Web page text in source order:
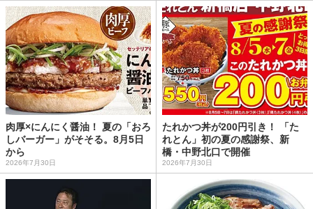
肉厚×にんにく醤油！ 夏の「おろ
しバーガー」がそそる。8月5日
から
2026年7月30日
たれかつ丼が200円引き！ 「た
れとん」初の夏の感謝祭、新
橋・中野北口で開催
2026年7月30日